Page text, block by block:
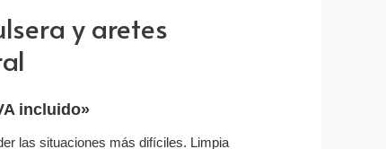
y aretes
incluido»
las situaciones más difíciles. Limpia